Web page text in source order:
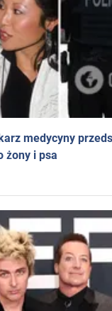
medycyny
żony i psa